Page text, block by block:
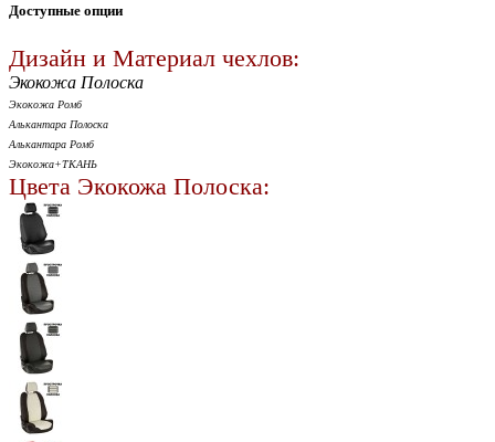
Доступные опции
Дизайн и Материал чехлов:
Экокожа Полоска
Экокожа Ромб
Алькантара Полоска
Алькантара Ромб
Экокожа+ТКАНЬ
Цвета Экокожа Полоска: